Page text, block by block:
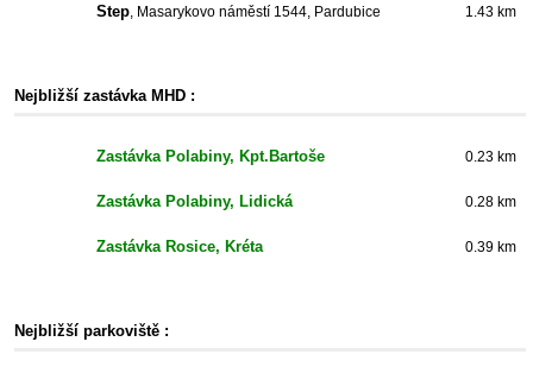
Step, Masarykovo náměstí 1544, Pardubice 1.43 km
Nejbližší zastávka MHD :
Zastávka Polabiny, Kpt.Bartoše 0.23 km
Zastávka Polabiny, Lidická 0.28 km
Zastávka Rosice, Kréta 0.39 km
Nejbližší parkoviště :